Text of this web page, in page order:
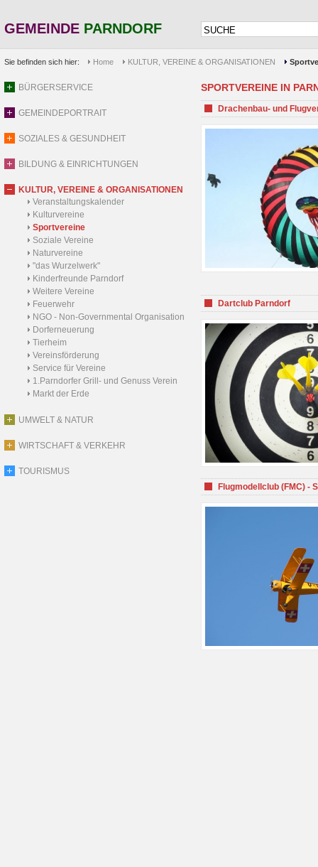
GEMEINDE PARNDORF
Sie befinden sich hier: Home KULTUR, VEREINE & ORGANISATIONEN
BÜRGERSERVICE
GEMEINDEPORTRAIT
SOZIALES & GESUNDHEIT
BILDUNG & EINRICHTUNGEN
KULTUR, VEREINE & ORGANISATIONEN
Veranstaltungskalender
Kulturvereine
Sportvereine
Soziale Vereine
Naturvereine
"das Wurzelwerk"
Kinderfreunde Parndorf
Weitere Vereine
Feuerwehr
NGO - Non-Governmental Organisation
Dorferneuerung
Tierheim
Vereinsförderung
Service für Vereine
1.Parndorfer Grill- und Genuss Verein
Markt der Erde
UMWELT & NATUR
WIRTSCHAFT & VERKEHR
TOURISMUS
SPORTVEREINE IN
Drachenbau- und
Dartclub Parndorf
Flugmodellclub (FMC) -